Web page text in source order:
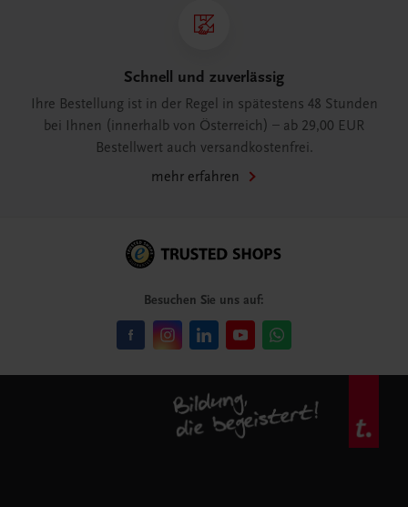
Schnell und zuverlässig
Ihre Bestellung ist in der Regel in spätestens 48 Stunden
bei Ihnen (innerhalb von Österreich) – ab 29,00 EUR
Bestellwert auch versandkostenfrei.
mehr erfahren
Besuchen Sie uns auf: